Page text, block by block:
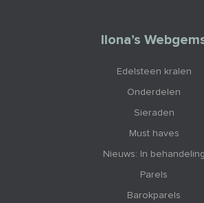
Ilona’s
Edelsteen kralen
Onderdelen
Sieraden
Must haves
Nieuws: In behandeling
Parels
Barokparels